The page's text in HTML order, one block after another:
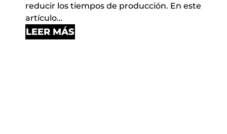
reducir los tiempos de producción. En este
artículo…
LEER MÁS